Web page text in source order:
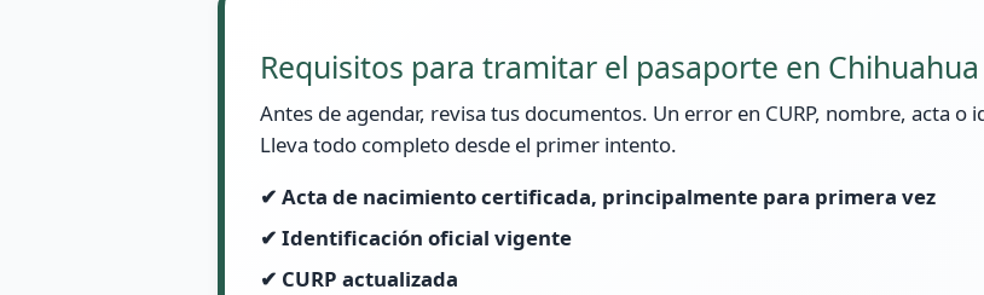
Requisitos para tramitar el pasaporte en Chihuahua
Antes de agendar, revisa tus documentos. Un error en CURP, nombre, acta
Lleva todo completo desde el primer intento.
✔ Acta de nacimiento certificada, principalmente para primera vez
✔ Identificación oficial vigente
✔ CURP actualizada